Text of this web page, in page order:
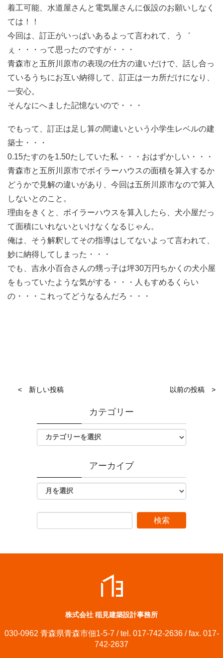
着工可能、水道屋さんと電気屋さんに仮設のお願いしなく
ては！！
今回は、訂正がいっぱいあるよって言われて、う゛
ぇ・・・って思ったのですが・・・
青森市と五所川原市の表現の仕方の違いだけで、話し合っ
ているうちにお互い納得して、訂正は一カ所だけになり、
一安心。
そんなにへました記憶ないので・・・
でもって、訂正は足し算の間違いという小学生レベルの建
築士・・・
0.15たすのを1.50たしていた私・・・おはずかしい・・・
青森市と五所川原市でボイラーハウスの面積を算入するか
どうかで見解の違いがあり、今回は五所川原市なので算入
しないとのこと。
理由をきくと、ボイラーハウスを算入したら、犬小屋だっ
て面積にいれないといけなくなるじゃん。
俺は、そう解釈してその指導はしてないよって言われて、
妙に納得してしまった・・・
でも、吉永小百合さんの甥っ子は坪30万円ちかくの犬小屋
をもっていたような気がする・・・人もすめるくらい
の・・・これってどうなるんだろ・・・
< 新しい投稿 以前の投稿 >
カテゴリー
アーカイブ
株式会社 稲見建築設計事務所
030-0962 青森県青森市佃1-5-7 / tel. 017-742-2636 / fax. 017-
742-2637